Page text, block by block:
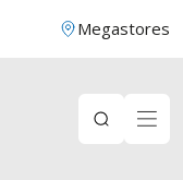
Megastores